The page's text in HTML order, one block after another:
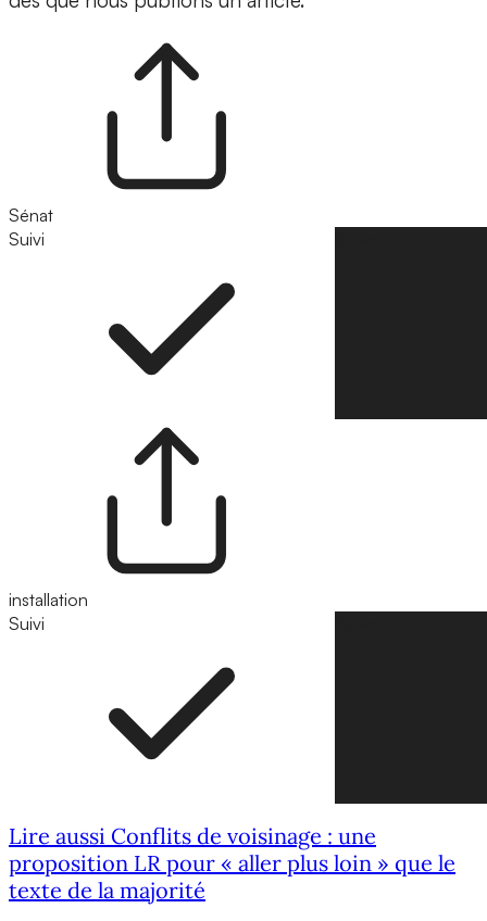
Sénat
Suivi
installation
Suivi
Lire aussi Conflits de voisinage : une
proposition LR pour « aller plus loin » que le
texte de la majorité